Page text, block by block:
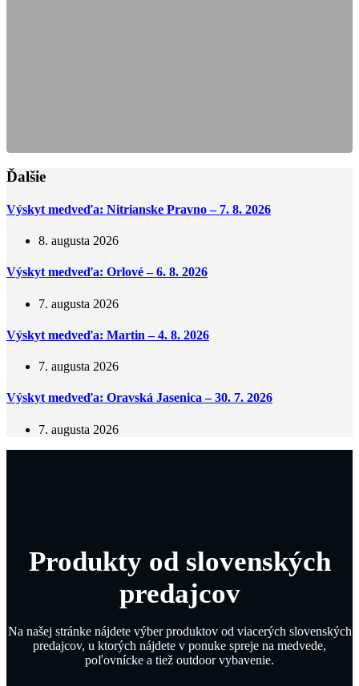
Ďalšie
Výskyt medveďa: Nitrianske Pravno – 7. 8. 2026
8. augusta 2026
Výskyt medveďa: Orlové – 6. 8. 2026
7. augusta 2026
Výskyt medveďa: Martin – 4. 8. 2026
7. augusta 2026
Výskyt medveďa: Oravská Jasenica – 30. 7. 2026
7. augusta 2026
Produkty od slovenských
predajcov
Na našej stránke nájdete výber produktov od viacerých slovenských
predajcov, u ktorých nájdete v ponuke spreje na medvede,
poľovnícke a tiež outdoor vybavenie.